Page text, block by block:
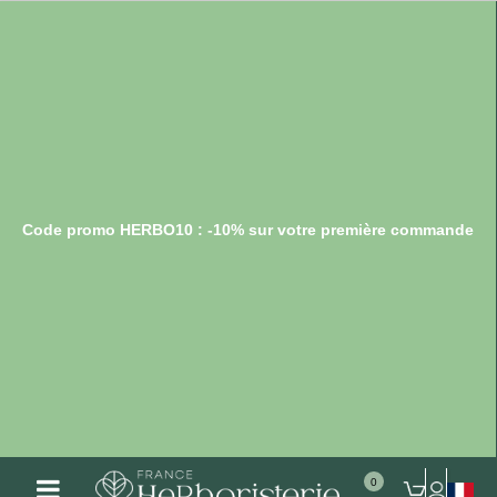
Code promo HERBO10 : -10% sur votre première commande